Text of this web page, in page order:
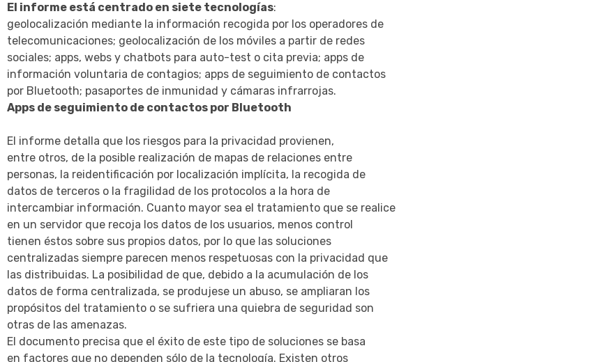
El informe está centrado en siete tecnologías:
geolocalización mediante la información recogida por los operadores de
telecomunicaciones; geolocalización de los móviles a partir de redes
sociales; apps, webs y chatbots para auto-test o cita previa; apps de
información voluntaria de contagios; apps de seguimiento de contactos
por Bluetooth; pasaportes de inmunidad y cámaras infrarrojas.
Apps de seguimiento de contactos por Bluetooth
El informe detalla que los riesgos para la privacidad provienen,
entre otros, de la posible realización de mapas de relaciones entre
personas, la reidentificación por localización implícita, la recogida de
datos de terceros o la fragilidad de los protocolos a la hora de
intercambiar información. Cuanto mayor sea el tratamiento que se realice
en un servidor que recoja los datos de los usuarios, menos control
tienen éstos sobre sus propios datos, por lo que las soluciones
centralizadas siempre parecen menos respetuosas con la privacidad que
las distribuidas. La posibilidad de que, debido a la acumulación de los
datos de forma centralizada, se produjese un abuso, se ampliaran los
propósitos del tratamiento o se sufriera una quiebra de seguridad son
otras de las amenazas.
El documento precisa que el éxito de este tipo de soluciones se basa
en factores que no dependen sólo de la tecnología. Existen otros